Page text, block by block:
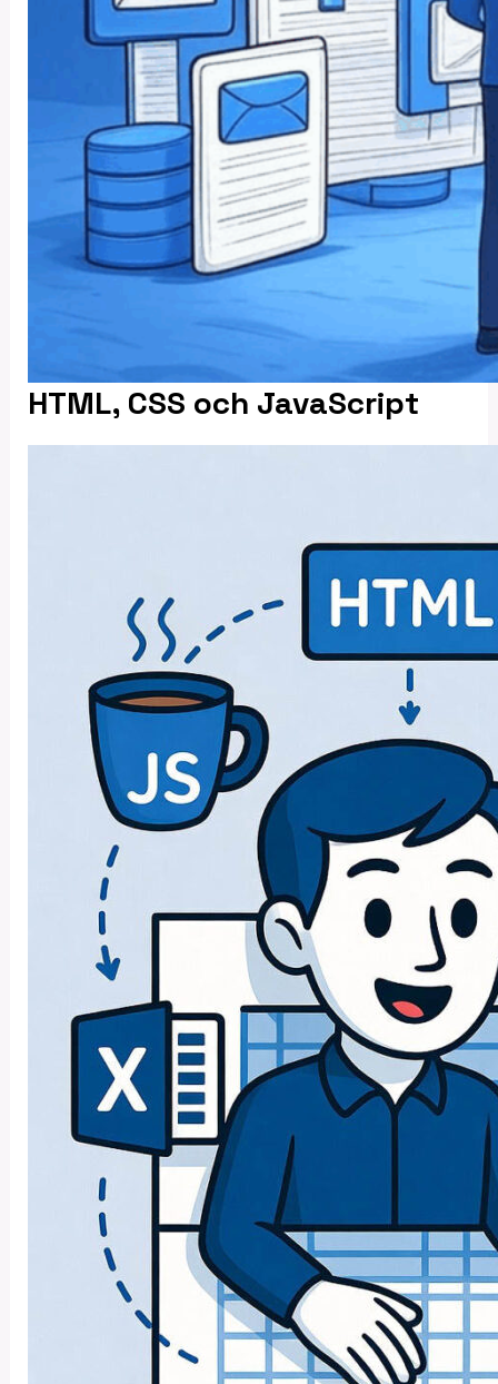
HTML, CSS och JavaScript